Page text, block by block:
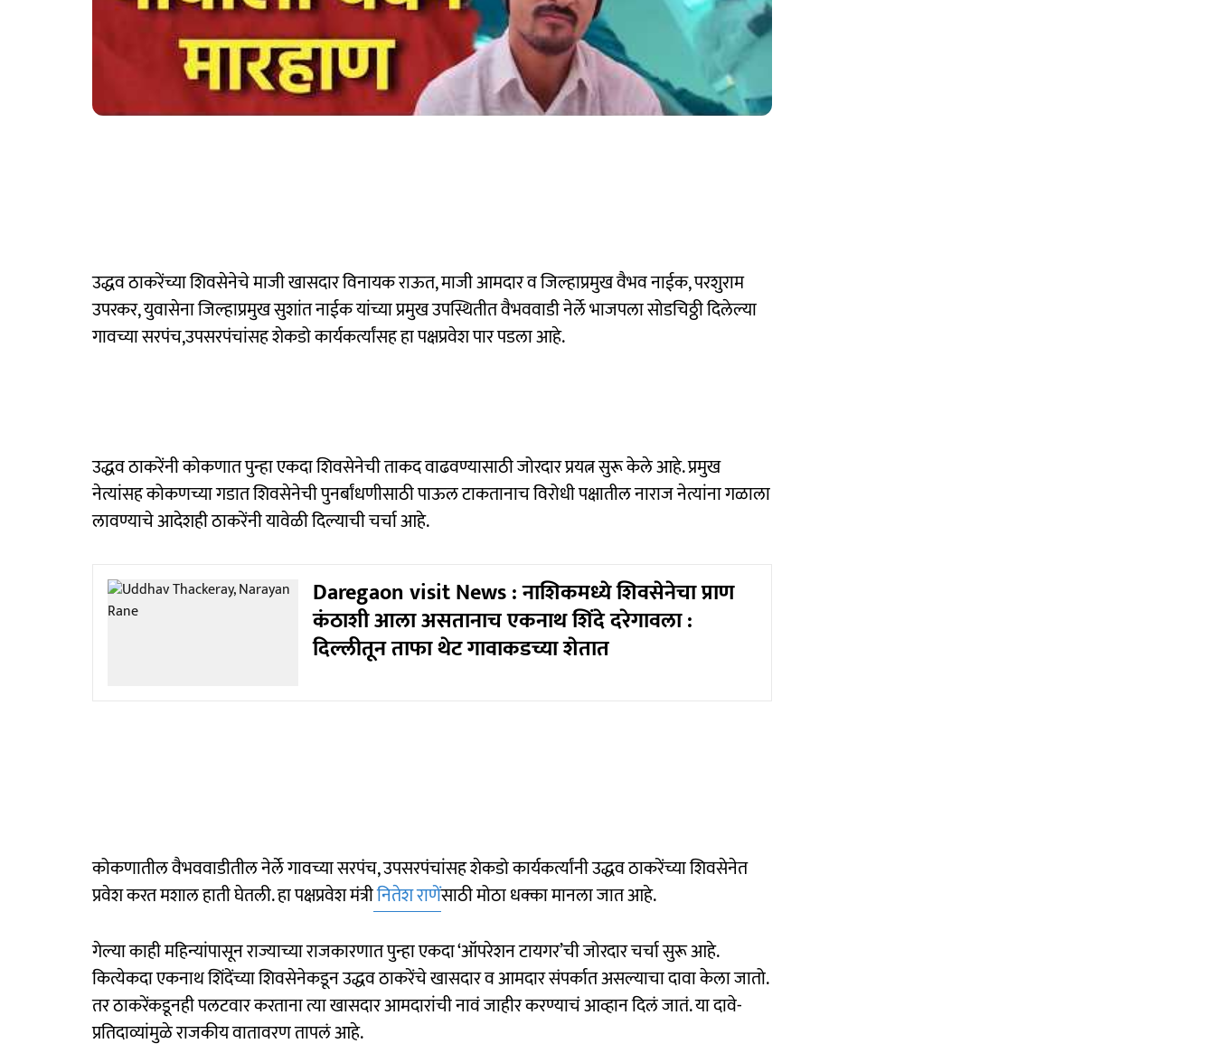
उद्धव ठाकरेंच्या शिवसेनेचे माजी खासदार विनायक राऊत, माजी आमदार व जिल्हाप्रमुख वैभव नाईक, परशुराम
उपरकर, युवासेना जिल्हाप्रमुख सुशांत नाईक यांच्या प्रमुख उपस्थितीत वैभववाडी नेर्ले भाजपला सोडचिठ्ठी दिलेल्या
गावच्या सरपंच,उपसरपंचांसह शेकडो कार्यकर्त्यांसह हा पक्षप्रवेश पार पडला आहे.
उद्धव ठाकरेंनी कोकणात पुन्हा एकदा शिवसेनेची ताकद वाढवण्यासाठी जोरदार प्रयत्न सुरू केले आहे. प्रमुख
नेत्यांसह कोकणच्या गडात शिवसेनेची पुनर्बांधणीसाठी पाऊल टाकतानाच विरोधी पक्षातील नाराज नेत्यांना गळाला
लावण्याचे आदेशही ठाकरेंनी यावेळी दिल्याची चर्चा आहे.
Daregaon visit News : नाशिकमध्ये शिवसेनेचा प्राण
कंठाशी आला असतानाच एकनाथ शिंदे दरेगावला :
दिल्लीतून ताफा थेट गावाकडच्या शेतात
कोकणातील वैभववाडीतील नेर्ले गावच्या सरपंच, उपसरपंचांसह शेकडो कार्यकर्त्यांनी उद्धव ठाकरेंच्या शिवसेनेत
प्रवेश करत मशाल हाती घेतली. हा पक्षप्रवेश मंत्रीनितेश राणेंसाठी मोठा धक्का मानला जात आहे.
गेल्या काही महिन्यांपासून राज्याच्या राजकारणात पुन्हा एकदा ‘ऑपरेशन टायगर’ची जोरदार चर्चा सुरू आहे.
कित्येकदा एकनाथ शिंदेंच्या शिवसेनेकडून उद्धव ठाकरेंचे खासदार व आमदार संपर्कात असल्याचा दावा केला जातो.
तर ठाकरेंकडूनही पलटवार करताना त्या खासदार आमदारांची नावं जाहीर करण्याचं आव्हान दिलं जातं. या दावे-
प्रतिदाव्यांमुळे राजकीय वातावरण तापलं आहे.